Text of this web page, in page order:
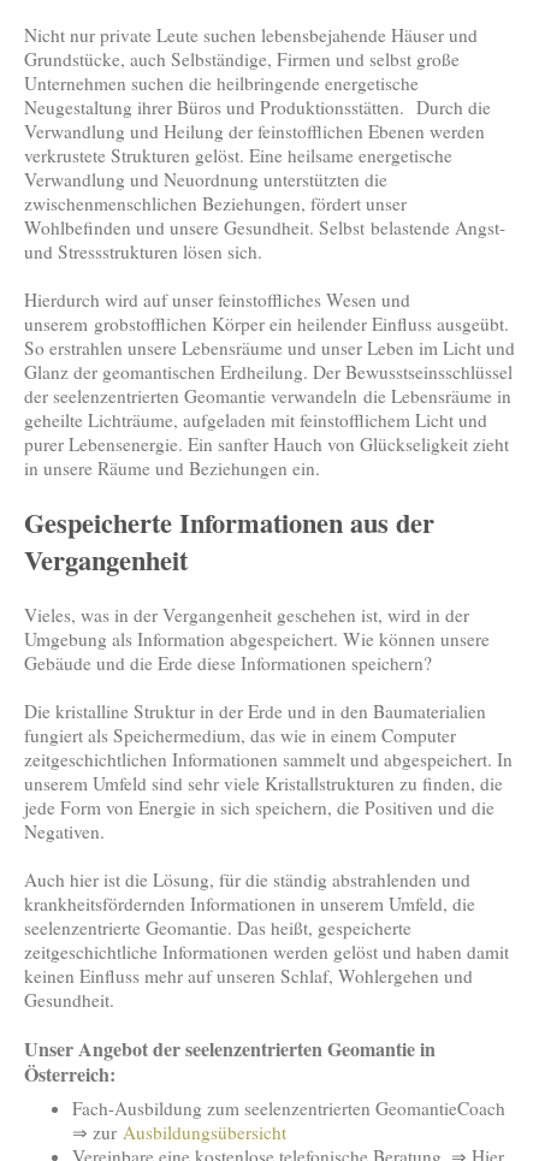
Nicht nur private Leute suchen lebensbejahende Häuser und
Grundstücke, auch Selbständige, Firmen und selbst große
Unternehmen suchen die heilbringende energetische
Neugestaltung ihrer Büros und Produktionsstätten. Durch die
Verwandlung und Heilung der feinstofflichen Ebenen werden
verkrustete Strukturen gelöst. Eine heilsame energetische
Verwandlung und Neuordnung unterstützten die
zwischenmenschlichen Beziehungen, fördert unser
Wohlbefinden und unsere Gesundheit. Selbst belastende Angst-
und Stressstrukturen lösen sich.
Hierdurch wird auf unser feinstoffliches Wesen und
unserem grobstofflichen Körper ein heilender Einfluss ausgeübt.
So erstrahlen unsere Lebensräume und unser Leben im Licht und
Glanz der geomantischen Erdheilung. Der Bewusstseinsschlüssel
der seelenzentrierten Geomantie verwandeln die Lebensräume in
geheilte Lichträume, aufgeladen mit feinstofflichem Licht und
purer Lebensenergie. Ein sanfter Hauch von Glückseligkeit zieht
in unsere Räume und Beziehungen ein.
Gespeicherte Informationen aus der
Vergangenheit
Vieles, was in der Vergangenheit geschehen ist, wird in der
Umgebung als Information abgespeichert. Wie können unsere
Gebäude und die Erde diese Informationen speichern?
Die kristalline Struktur in der Erde und in den Baumaterialien
fungiert als Speichermedium, das wie in einem Computer
zeitgeschichtlichen Informationen sammelt und abgespeichert. In
unserem Umfeld sind sehr viele Kristallstrukturen zu finden, die
jede Form von Energie in sich speichern, die Positiven und die
Negativen.
Auch hier ist die Lösung, für die ständig abstrahlenden und
krankheitsfördernden Informationen in unserem Umfeld, die
seelenzentrierte Geomantie. Das heißt, gespeicherte
zeitgeschichtliche Informationen werden gelöst und haben damit
keinen Einfluss mehr auf unseren Schlaf, Wohlergehen und
Gesundheit.
Unser Angebot der seelenzentrierten Geomantie in
Österreich:
Fach-Ausbildung zum seelenzentrierten GeomantieCoach
⇒ zur Ausbildungsübersicht
Vereinbare eine kostenlose telefonische Beratung. ⇒ Hier